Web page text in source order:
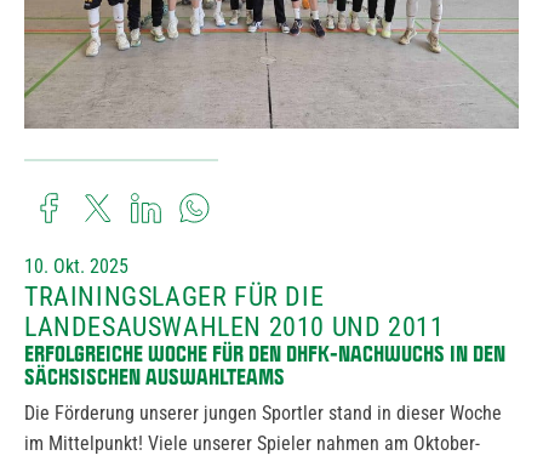
10. Okt. 2025
TRAININGSLAGER FÜR DIE
LANDESAUSWAHLEN 2010 UND 2011
ERFOLGREICHE WOCHE FÜR DEN DHFK-NACHWUCHS IN DEN
SÄCHSISCHEN AUSWAHLTEAMS
Die Förderung unserer jungen Sportler stand in dieser Woche
im Mittelpunkt! Viele unserer Spieler nahmen am Oktober-